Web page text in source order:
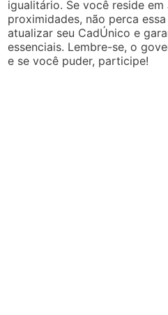
igualitário. Se você reside
proximidades, não perca
atualizar seu CadÚnico e
essenciais. Lembre-se, o
e se você puder, participe!